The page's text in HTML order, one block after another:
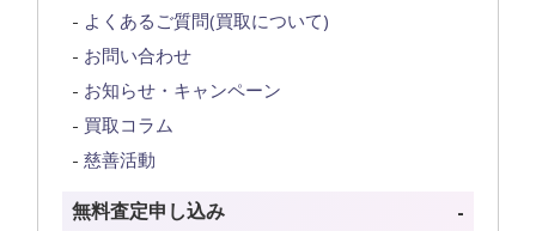
よくあるご質問(買取について)
お問い合わせ
お知らせ・キャンペーン
買取コラム
慈善活動
無料査定申し込み